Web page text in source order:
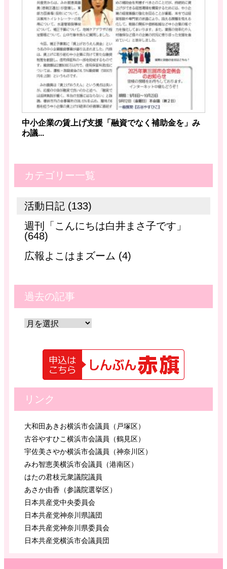
中小企業の賃上げ支援「融資でなく補助金を」み
わ議...
カテゴリー一覧
活動日記 (133)
週刊「こんにちは白井まさ子です」
(648)
広報よこはまズーム (4)
過去の記事
リンク
大和田あきお横浜市会議員（戸塚区）
古谷やすひこ横浜市会議員（鶴見区）
宇佐美さやか横浜市会議員（神奈川区）
みわ智恵美横浜市会議員（港南区）
はたの君枝元衆議院議員
あさか由香（参議院選挙区）
日本共産党中央委員会
日本共産党神奈川県議団
日本共産党神奈川県委員会
日本共産党横浜市会議員団